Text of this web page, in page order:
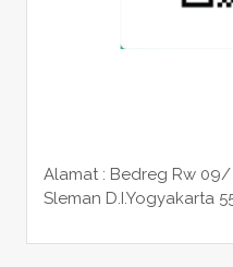
Alamat : Bedreg Rw
Sleman D.I.Yogyakarta